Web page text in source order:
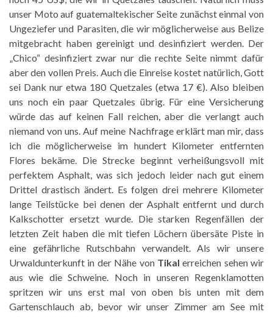
unser Moto auf guatemaltekischer Seite zunächst einmal von
Ungeziefer und Parasiten, die wir möglicherweise aus Belize
mitgebracht haben gereinigt und desinfiziert werden. Der
„Chico“ desinfiziert zwar nur die rechte Seite nimmt dafür
aber den vollen Preis. Auch die Einreise kostet natürlich, Gott
sei Dank nur etwa 180 Quetzales (etwa 17 €). Also bleiben
uns noch ein paar Quetzales übrig. Für eine Versicherung
würde das auf keinen Fall reichen, aber die verlangt auch
niemand von uns. Auf meine Nachfrage erklärt man mir, dass
ich die möglicherweise im hundert Kilometer entfernten
Flores bekäme. Die Strecke beginnt verheißungsvoll mit
perfektem Asphalt, was sich jedoch leider nach gut einem
Drittel drastisch ändert. Es folgen drei mehrere Kilometer
lange Teilstücke bei denen der Asphalt entfernt und durch
Kalkschotter ersetzt wurde. Die starken Regenfällen der
letzten Zeit haben die mit tiefen Löchern übersäte Piste in
eine gefährliche Rutschbahn verwandelt. Als wir unsere
Urwaldunterkunft in der Nähe von Tikal erreichen sehen wir
aus wie die Schweine. Noch in unseren Regenklamotten
spritzen wir uns erst mal von oben bis unten mit dem
Gartenschlauch ab, bevor wir unser Zimmer am See mit